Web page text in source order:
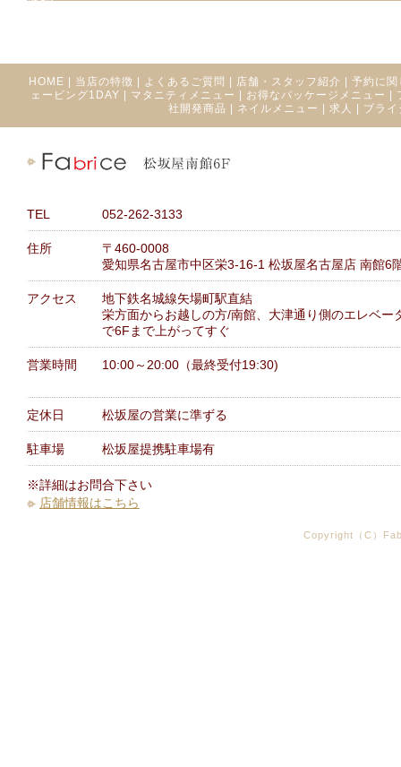
HOME 当店の特徴 よくあるご質問 店舗・スタッフ紹介
予約に関
ェービング1DAY
マタニティメニュー お得なパッケージメニュー
社開発商品
ネイルメニュー 求人 ブラ
TEL 052-262-3133
住所
〒460-0008
愛知県名古屋市中区栄3-16-1 松坂屋名古屋店 南館6
アクセス
地下鉄名城線矢場町駅直結
栄方面からお越しの方/南館、大津通り側のエレベー
で6Fまで上がってすぐ
営業時間 10:00～20:00（最終受付19:30)
定休日 松坂屋の営業に準ずる
駐車場 松坂屋提携駐車場有
※詳細はお問合下さい
店舗情報はこちら
Copyright（C）